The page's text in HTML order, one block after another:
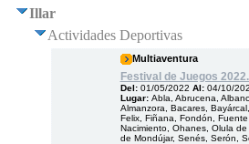
Illar
Actividades Deportivas
Multiaventura
Festival de Juegos
Del: 01/05/2022 Al: 04/10/
Lugar: Abla, Abrucena,
Almanzora, Bacares,
Felix, Fiñana, Fondón,
Nacimiento, Ohanes, Olula
de Mondújar, Senés, Serón,